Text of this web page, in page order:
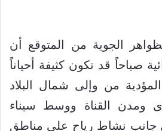
الجوية من المتوقع أن
صباحاً قد تكون كثيفة أحياناً
من وإلى شمال البلاد
ومدن القناة ووسط سيناء
جانب نشاط رياح على مناطق